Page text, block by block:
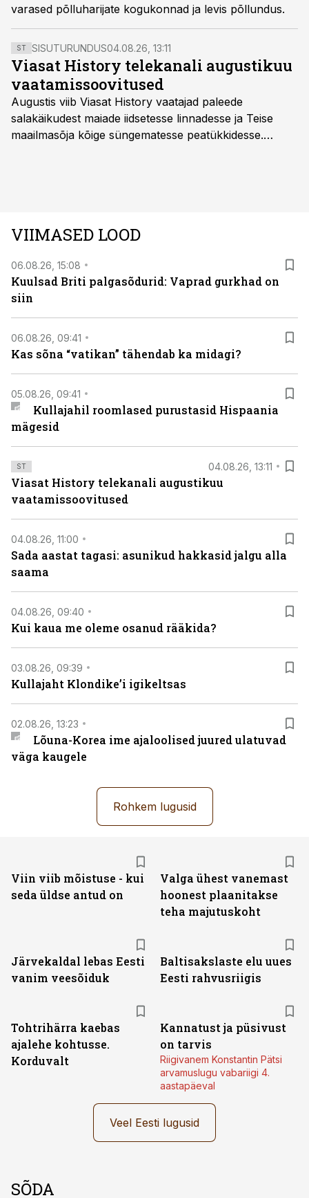
varased põlluharijate kogukonnad ja levis põllundus.
ST SISUTURUNDUS04.08.26, 13:11
Viasat History telekanali augustikuu
vaatamissoovitused
Augustis viib Viasat History vaatajad paleede
salakäikudest maiade iidsetesse linnadesse ja Teise
maailmasõja kõige süngematesse peatükkidesse.
viasathistory.eu/ee
VIIMASED LOOD
06.08.26, 15:08
Kuulsad Briti palgasõdurid: Vaprad gurkhad on
siin
06.08.26, 09:41
Kas sõna “vatikan” tähendab ka midagi?
05.08.26, 09:41
Kullajahil roomlased purustasid Hispaania
mägesid
ST 04.08.26, 13:11
Viasat History telekanali augustikuu
vaatamissoovitused
04.08.26, 11:00
Sada aastat tagasi: asunikud hakkasid jalgu alla
saama
04.08.26, 09:40
Kui kaua me oleme osanud rääkida?
03.08.26, 09:39
Kullajaht Klondike’i igikeltsas
02.08.26, 13:23
Lõuna-Korea ime ajaloolised juured ulatuvad
väga kaugele
Rohkem lugusid
Viin viib mõistuse - kui
seda üldse antud on
Valga ühest vanemast
hoonest plaanitakse
teha majutuskoht
Järvekaldal lebas Eesti
vanim veesõiduk
Baltisakslaste elu uues
Eesti rahvusriigis
Tohtrihärra kaebas
ajalehe kohtusse.
Korduvalt
Kannatust ja püsivust
on tarvis
Riigivanem Konstantin Pätsi
arvamuslugu vabariigi 4.
aastapäeval
Veel Eesti lugusid
SÕDA